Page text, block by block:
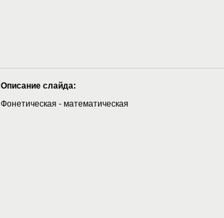
Описание слайда:
Фонетическая - математическая